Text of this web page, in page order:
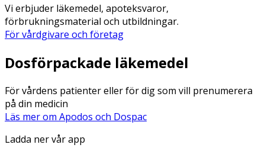
Vi erbjuder läkemedel, apoteksvaror,
förbrukningsmaterial och utbildningar.
För vårdgivare och företag
Dosförpackade läkemedel
För vårdens patienter eller för dig som vill prenumerera
på din medicin
Läs mer om Apodos och Dospac
Ladda ner vår app